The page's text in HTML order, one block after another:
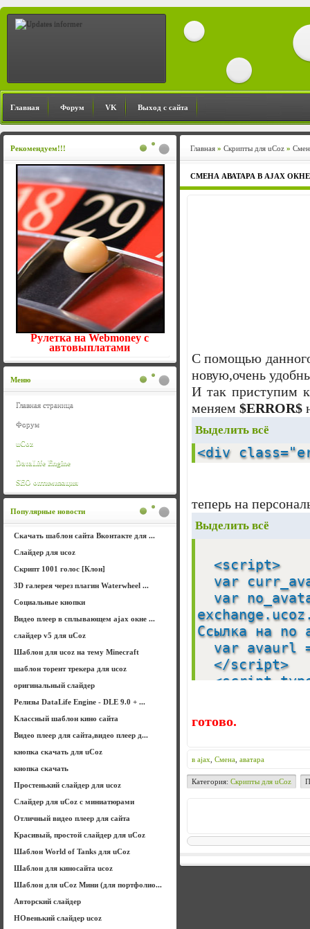
Главная Форум VK Выход с сайта
Главная » Cкрипты для uCoz »
СМЕНА АВАТАРА В AJAX ОКНЕ
С помощью
новую,очень
И так приступим к
меняем $ERROR$
Выделить всё
<div
теперь на
Выделить всё
<script>
var curr_ava
var
Ссылка на
var avaurl
</script>
<script
готово.
в ajax, Смена, аватара
Категория: Cкрипты для uCoz
Рекомендуем!!!
Рулетка на Webmoney с
автовыплатами
Меню
Главная страница
Форум
uCoz
DataLife Engine
SEO оптимизация
Популярные новости
Скачать шаблон сайта Вконтакте для ...
Слайдер для ucoz
Скрипт 1001 голос [Клон]
3D галерея через плагин Waterwheel ...
Социальные кнопки
Видео плеер в сплывающем ajax окне ...
слайдер v5 для uCoz
Шаблон для ucoz на тему Minecraft
шаблон торент трекера для ucoz
оригинальный слайдер
Релизы DataLife Engine - DLE 9.0 + ...
Классный шаблон кино сайта
Видео плеер для сайта,видео плеер д...
кнопка скачать для uCoz
кнопка скачать
Простенький слайдер для ucoz
Слайдер для uCoz с миниатюрами
Отличный видео плеер для сайта
Красивый, простой слайдер для uCoz
Шаблон World of Tanks для uCoz
Шаблон для киносайта ucoz
Шаблон для uCoz Мини (для портфолио...
Авторский слайдер
НОвенький слайдер ucoz